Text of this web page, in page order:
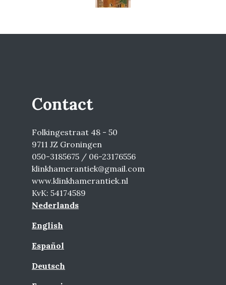
Contact
Folkingestraat 48 - 50
9711 JZ Groningen
050-3185675 / 06-23176556
klinkhamerantiek@gmail.com
www.klinkhamerantiek.nl
KvK: 54174589
Nederlands
English
Español
Deutsch